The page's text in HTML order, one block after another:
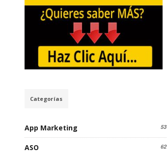
Categorías
App Marketing 53
ASO 62